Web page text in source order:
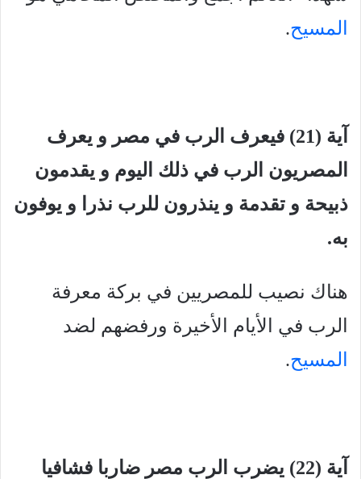
المسيح.
آية (21) فيعرف الرب في مصر و يعرف
المصريون الرب في ذلك اليوم و يقدمون
ذبيحة و تقدمة و ينذرون للرب نذرا و يوفون
به.
هناك نصيب للمصريين في بركة معرفة
الرب في الأيام الأخيرة ورفضهم لضد
المسيح.
آية (22) يضرب الرب مصر ضاربا فشافيا